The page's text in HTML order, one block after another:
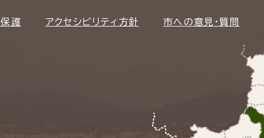
護 アクセシビリティ方針 市への意見・質問